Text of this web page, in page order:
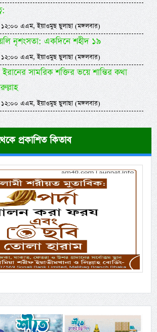
এএম, ইয়াওমুছ ছুলাছা (মঙ্গলবার)
নৃশংসতা: একদিনে শহীদ ১৯
এএম, ইয়াওমুছ ছুলাছা (মঙ্গলবার)
ইরানের সামরিক শক্তির ভয়ে শান্তির কথা
এএম, ইয়াওমুছ ছুলাছা (মঙ্গলবার)
প্রকাশিত কিতাব